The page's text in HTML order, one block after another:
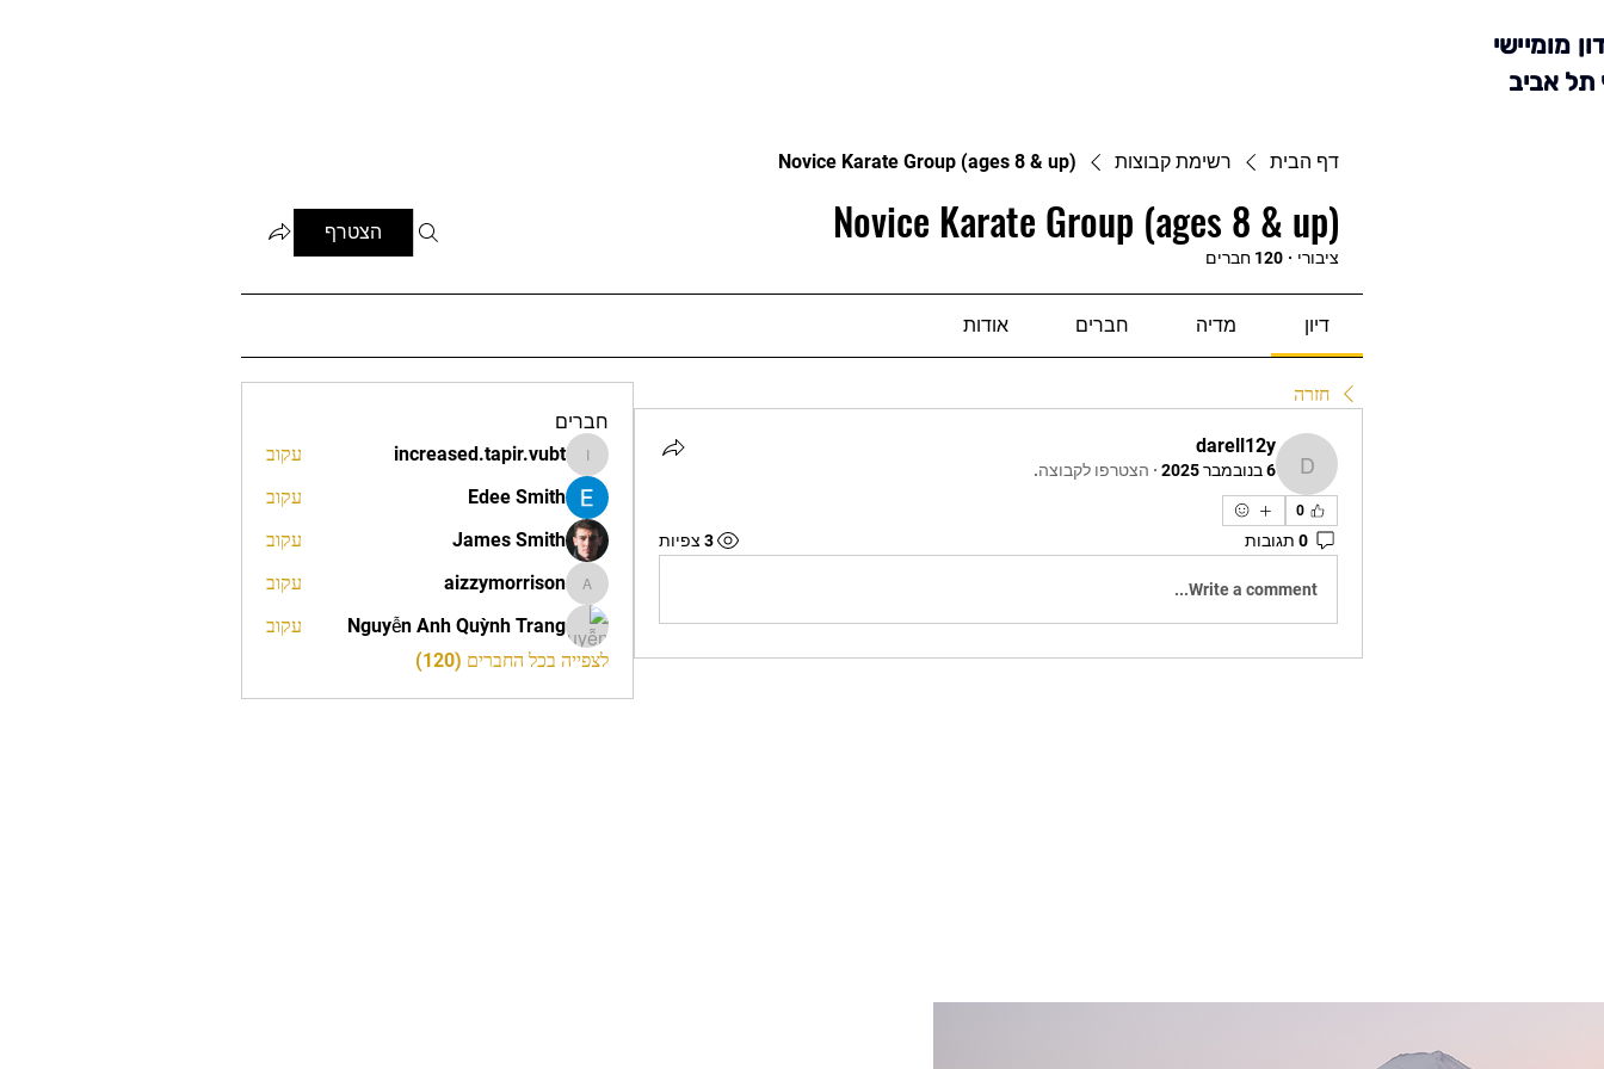
מומיישי
תל אביב
דף הבית רשימת קבוצות Novice Karate Group (ages 8 & up)
Novice Karate Group (ages 8 & up)
ציבורי · 120 חברים
הצטרף
דיון מדיה חברים אודות
חזרה
darell12y
darell12y
6 בנובמבר 2025 · הצטרפו לקבוצה.
0
0 תגובות 3 צפיות
Write a comment...
חברים
increased.tapir.vubt
increased.tapir.vubt
עקוב
Edee Smith
עקוב
James Smith
עקוב
aizzymorrison
aizzymorrison
עקוב
Nguyễn Anh Quỳnh Trang
עקוב
לצפייה בכל החברים (120)